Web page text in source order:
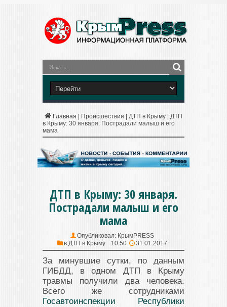
Главная Происшествия ДТП в Крыму
ДТП
в Крыму: 30 января. Пострадали малыш и его
мама
ДТП в Крыму: 30 января.
Пострадали малыш и его
мама
Опубликовал: КрымPRESS
в ДТП в Крыму 10:50 31.01.2017
За минувшие сутки, по данным
ГИБДД, в одном ДТП в Крыму
травмы получили два человека.
Всего же сотрудниками
Госавтоинспекции Республики